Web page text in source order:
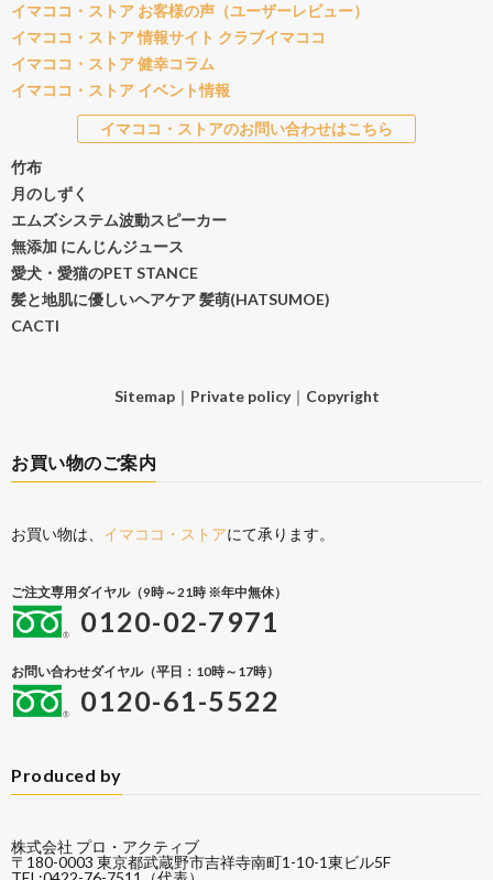
イマココ・ストア お客様の声（ユーザーレビュー）
イマココ・ストア 情報サイト クラブイマココ
イマココ・ストア 健幸コラム
イマココ・ストア イベント情報
イマココ・ストアのお問い合わせはこちら
竹布
月のしずく
エムズシステム波動スピーカー
無添加 にんじんジュース
愛犬・愛猫のPET STANCE
髪と地肌に優しいヘアケア 髪萌(HATSUMOE)
CACTI
Sitemap｜ Private policy｜ Copyright
お買い物のご案内
お買い物は、 イマココ・ストアにて承ります。
ご注文専用ダイヤル（9時～21時 ※年中無休）
0120-02-7971
お問い合わせダイヤル（平日：10時～17時）
0120-61-5522
Produced by
株式会社 プロ・アクティブ
〒180-0003 東京都武蔵野市吉祥寺南町1-10-1東ビル5F